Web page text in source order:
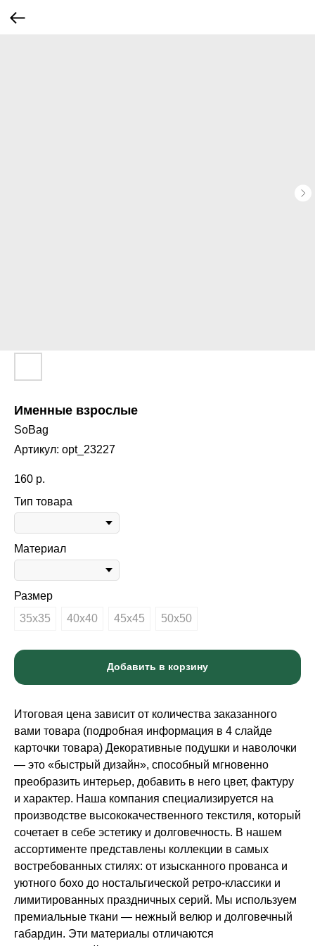
Именные взрослые
SoBag
Артикул: opt_23227
160 р.
Тип товара
Материал
Размер
35х35
40х40 45х45 50х50
Добавить в корзину
Итоговая цена зависит от количества заказанного
вами товара (подробная информация в 4 слайде
карточки товара) Декоративные подушки и наволочки
— это «быстрый дизайн», способный мгновенно
преобразить интерьер, добавить в него цвет, фактуру
и характер. Наша компания специализируется на
производстве высококачественного текстиля, который
сочетает в себе эстетику и долговечность. В нашем
ассортименте представлены коллекции в самых
востребованных стилях: от изысканного прованса и
уютного бохо до ностальгической ретро-классики и
лимитированных праздничных серий. Мы используем
премиальные ткани — нежный велюр и долговечный
габардин. Эти материалы отличаются